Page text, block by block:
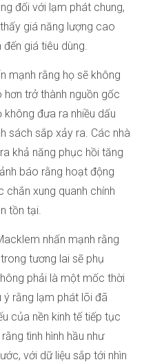
đối với lạm phát chung,
giá năng lượng cao
giá tiêu dùng.
mạnh rằng họ sẽ không
trở thành nguồn gốc
đưa ra nhiều dấu
sách sắp xảy ra. Các nhà
khả năng phục hồi tăng
báo rằng hoạt động
chắn xung quanh chính
tồn tại.
nhấn mạnh rằng
tương lai sẽ phụ
phải là một mốc thời
ý rằng lạm phát lõi đã
của nền kinh tế tiếp tục
tình hình hầu như
với dữ liệu sắp tới nhìn